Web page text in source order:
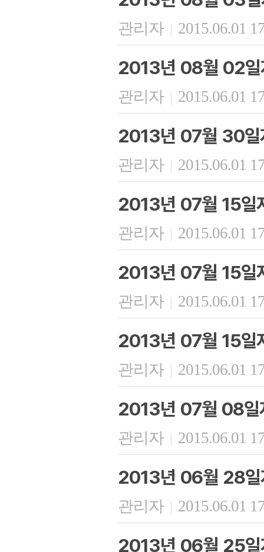
관리자 | 2015.06.01
2013년 08월 02일
관리자 | 2015.06.01
2013년 07월 30일
관리자 | 2015.06.01
2013년 07월 15일
관리자 | 2015.06.01
2013년 07월 15일
관리자 | 2015.06.01
2013년 07월 15일
관리자 | 2015.06.01
2013년 07월 08일
관리자 | 2015.06.01
2013년 06월 28일
관리자 | 2015.06.01
2013년 06월 25일